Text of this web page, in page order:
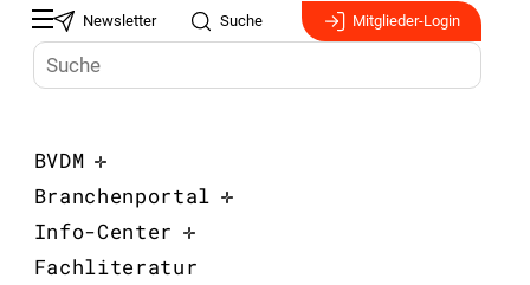
Newsletter Suche Mitglieder-Login
BVDM
Branchenportal
Info-Center
Fachliteratur